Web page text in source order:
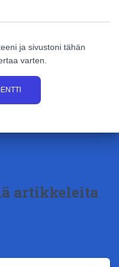
ja sivustoni tähän
varten.
artikkeleita